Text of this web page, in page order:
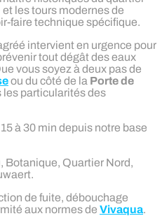
et les tours modernes de
faire technique spécifique.
intervient en urgence pour
tout dégât des eaux
vous soyez à deux pas de
ou du côté de la Porte de
les particularités des
15 à 30 min depuis notre base
Botanique, Quartier Nord,
de fuite, débouchage
aux normes de Vivaqua.